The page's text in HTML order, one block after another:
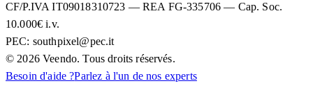
CF/P.IVA IT09018310723 — REA FG-335706 — Cap. Soc.
10.000€ i.v.
PEC: southpixel@pec.it
© 2026 Veendo. Tous droits réservés.
Besoin d'aide ?Parlez à l'un de nos experts